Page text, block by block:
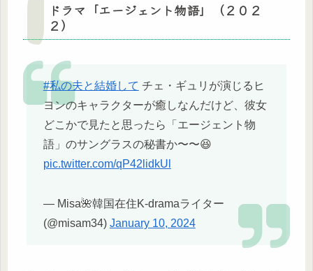
ドラマ「エージェント物語」（２０２
２）
#私の夫と結婚して チェ・ギュリが演じるヒ
ヨンのキャラクターが癒しなんだけど、彼女
どこかで見たと思ったら「エージェント物
語」のサングラスの秘書か〜〜😆
pic.twitter.com/qP42lidkUl
— Misa🌺韓国在住K-dramaライター
(@misam34) January 10, 2024